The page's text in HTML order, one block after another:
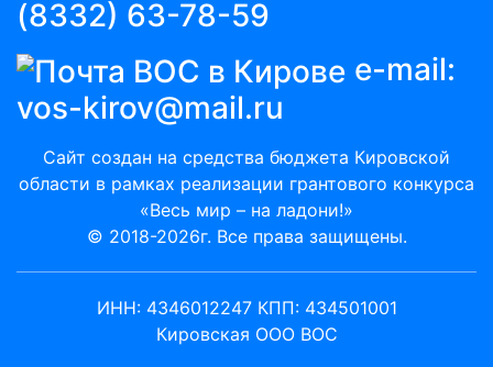
(8332) 63-78-59
e-mail:
vos-kirov@mail.ru
Сайт создан на средства бюджета Кировской
области в рамках реализации грантового конкурса
«Весь мир – на ладони!»
© 2018-2026г. Все права защищены.
ИНН: 4346012247 КПП: 434501001
Кировская ООО ВОС